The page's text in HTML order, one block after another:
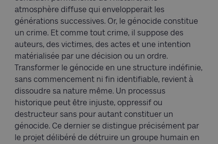
atmosphère diffuse qui envelopperait les
générations successives. Or, le génocide constitue
un crime. Et comme tout crime, il suppose des
auteurs, des victimes, des actes et une intention
matérialisée par une décision ou un ordre.
Transformer le génocide en une structure indéfinie,
sans commencement ni fin identifiable, revient à
dissoudre sa nature même. Un processus
historique peut être injuste, oppressif ou
destructeur sans pour autant constituer un
génocide. Ce dernier se distingue précisément par
le projet délibéré de détruire un groupe humain en